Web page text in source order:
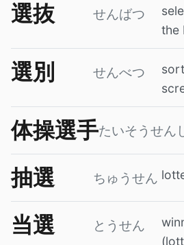
選抜 せんばつ
the
選別 せんべつ
体操選手たいそうせん
抽選 ちゅうせん
当選 とうせん